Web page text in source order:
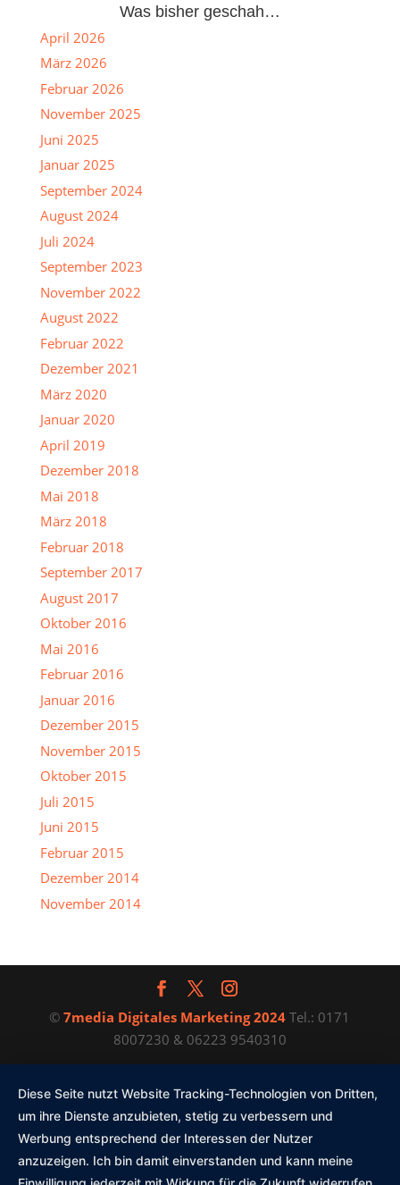
Was bisher geschah…
April 2026
März 2026
Februar 2026
November 2025
Juni 2025
Januar 2025
September 2024
August 2024
Juli 2024
September 2023
November 2022
August 2022
Februar 2022
Dezember 2021
März 2020
Januar 2020
April 2019
Dezember 2018
Mai 2018
März 2018
Februar 2018
September 2017
August 2017
Oktober 2016
Mai 2016
Februar 2016
Januar 2016
Dezember 2015
November 2015
Oktober 2015
Juli 2015
Juni 2015
Februar 2015
Dezember 2014
November 2014
©7media Digitales Marketing 2024 Tel.: 0171
8007230 & 06223 9540310
Diese Seite nutzt Website Tracking-Technologien von Dritten,
um ihre Dienste anzubieten, stetig zu verbessern und
Werbung entsprechend der Interessen der Nutzer
anzuzeigen. Ich bin damit einverstanden und kann meine